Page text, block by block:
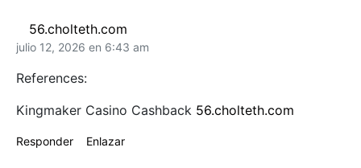
56.cholteth.com
julio 12, 2026 en 6:43 am
References:
Kingmaker Casino Cashback 56.cholteth.com
Responder Enlazar